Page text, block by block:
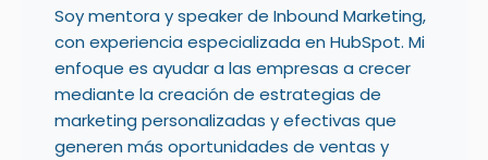
Soy mentora y speaker de Inbound Marketing,
con experiencia especializada en HubSpot. Mi
enfoque es ayudar a las empresas a crecer
mediante la creación de estrategias de
marketing personalizadas y efectivas que
generen más oportunidades de ventas y